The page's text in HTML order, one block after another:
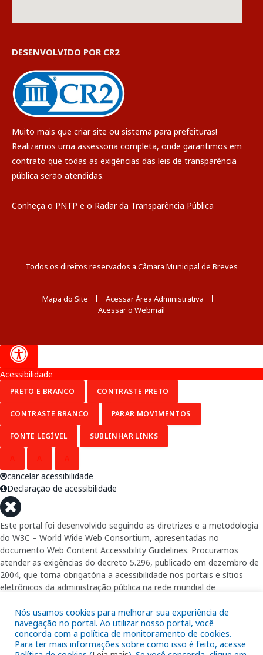
DESENVOLVIDO POR CR2
Muito mais que criar site ou sistema para prefeituras!
Realizamos uma assessoria completa, onde garantimos em
contrato que todas as exigências das leis de transparência
pública serão atendidas.
Conheça o PNTP e o Radar da Transparência Pública
Todos os direitos reservados a Câmara Municipal de Breves
Mapa do Site
Acessar Área Administrativa
Acessar o Webmail
Nós usamos cookies para melhorar sua experiência de
navegação no portal. Ao utilizar nosso portal, você
concorda com a política de monitoramento de cookies.
Para ter mais informações sobre como isso é feito, acesse
Acessibilidade
PRETO E BRANCO CONTRASTE PRETO
CONTRASTE BRANCO PARAR MOVIMENTOS
FONTE LEGÍVEL SUBLINHAR LINKS
cancelar acessibilidade
Declaração de acessibilidade
Este portal foi desenvolvido seguindo as diretrizes e a metodologia
do W3C – World Wide Web Consortium, apresentadas no
documento Web Content Accessibility Guidelines. Procuramos
atender as exigências do decreto 5.296, publicado em dezembro de
2004, que torna obrigatória a acessibilidade nos portais e sítios
eletrônicos da administração pública na rede mundial de
garantindo-lhes o pleno acesso aos conteúdos disponíveis.
Além de validações automáticas, foram realizados testes em
diversos navegadores e através do utilitário de acesso a Internet do